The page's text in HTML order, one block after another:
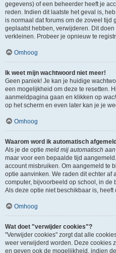
gegevens) of een beheerder heeft je
reden. Indien dit laatste het geval is,
is normaal dat forums om de zoveel tijd
geplaatst hebben, verwijderen. Dit
verkleinen. Probeer je opnieuw te
Omhoog
Ik weet mijn wachtwoord niet meer!
Geen paniek! Je kan je huidige
een mogelijkheid om deze te resetten.
aanmeldpagina gaan en klikken op
op het scherm en even later kan je je
Omhoog
Waarom word ik automatisch
Als je de optie meld mij automatisch
maar voor een bepaalde tijd
account misbruiken. Om aangemeld te
optie aanvinken. We raden dit echter af
computer, bijvoorbeeld op school, in de
Als deze optie niet beschikbaar is,
Omhoog
Wat doet "verwijder cookies"?
"Verwijder cookies" zorgt dat alle
weer verwijderd worden. Deze cookies
en geven ook de mogelijkheid, indien